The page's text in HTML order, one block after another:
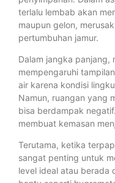
terlalu lembab akan
maupun gelon,
pertumbuhan jamur.
Dalam jangka panjang,
mempengaruhi
air karena kondisi
Namun, ruangan yang
bisa berdampak
membuat kemasan
Terutama, ketika
sangat penting untuk
level ideal atau berada